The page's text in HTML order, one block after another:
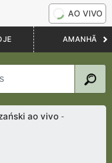
AO VIVO
AMANHÃ
ao vivo-